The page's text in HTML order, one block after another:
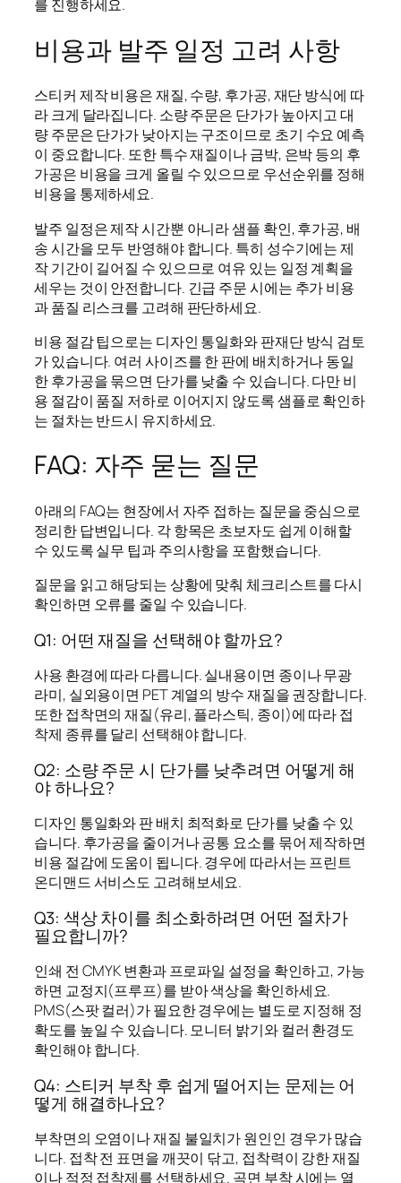
를 진행하세요.
비용과 발주 일정 고려 사항
스티커 제작 비용은 재질, 수량, 후가공, 재단 방식에 따
라 크게 달라집니다. 소량 주문은 단가가 높아지고 대
량 주문은 단가가 낮아지는 구조이므로 초기 수요 예측
이 중요합니다. 또한 특수 재질이나 금박, 은박 등의 후
가공은 비용을 크게 올릴 수 있으므로 우선순위를 정해
비용을 통제하세요.
발주 일정은 제작 시간뿐 아니라 샘플 확인, 후가공, 배
송 시간을 모두 반영해야 합니다. 특히 성수기에는 제
작 기간이 길어질 수 있으므로 여유 있는 일정 계획을
세우는 것이 안전합니다. 긴급 주문 시에는 추가 비용
과 품질 리스크를 고려해 판단하세요.
비용 절감 팁으로는 디자인 통일화와 판재단 방식 검토
가 있습니다. 여러 사이즈를 한 판에 배치하거나 동일
한 후가공을 묶으면 단가를 낮출 수 있습니다. 다만 비
용 절감이 품질 저하로 이어지지 않도록 샘플로 확인하
는 절차는 반드시 유지하세요.
FAQ: 자주 묻는 질문
아래의 FAQ는 현장에서 자주 접하는 질문을 중심으로
정리한 답변입니다. 각 항목은 초보자도 쉽게 이해할
수 있도록 실무 팁과 주의사항을 포함했습니다.
질문을 읽고 해당되는 상황에 맞춰 체크리스트를 다시
확인하면 오류를 줄일 수 있습니다.
Q1: 어떤 재질을 선택해야 할까요?
사용 환경에 따라 다릅니다. 실내용이면 종이나 무광
라미, 실외용이면 PET 계열의 방수 재질을 권장합니다.
또한 접착면의 재질(유리, 플라스틱, 종이)에 따라 접
착제 종류를 달리 선택해야 합니다.
Q2: 소량 주문 시 단가를 낮추려면 어떻게 해
야 하나요?
디자인 통일화와 판 배치 최적화로 단가를 낮출 수 있
습니다. 후가공을 줄이거나 공통 요소를 묶어 제작하면
비용 절감에 도움이 됩니다. 경우에 따라서는 프린트
온디맨드 서비스도 고려해보세요.
Q3: 색상 차이를 최소화하려면 어떤 절차가
필요합니까?
인쇄 전 CMYK 변환과 프로파일 설정을 확인하고, 가능
하면 교정지(프루프)를 받아 색상을 확인하세요.
PMS(스팟 컬러)가 필요한 경우에는 별도로 지정해 정
확도를 높일 수 있습니다. 모니터 밝기와 컬러 환경도
확인해야 합니다.
Q4: 스티커 부착 후 쉽게 떨어지는 문제는 어
떻게 해결하나요?
부착면의 오염이나 재질 불일치가 원인인 경우가 많습
니다. 접착 전 표면을 깨끗이 닦고, 접착력이 강한 재질
이나 적정 접착제를 선택하세요. 곡면 부착 시에는 열